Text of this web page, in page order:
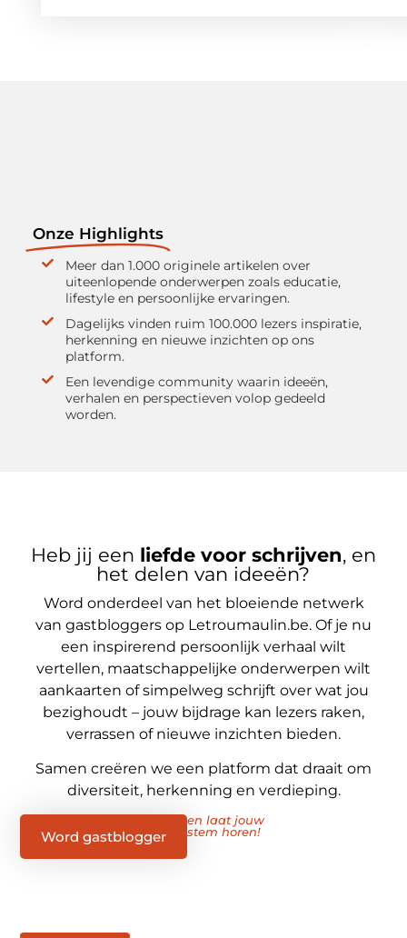
Onze Highlights
Meer dan 1.000 originele artikelen over
uiteenlopende onderwerpen zoals educatie,
lifestyle en persoonlijke ervaringen.
Dagelijks vinden ruim 100.000 lezers inspiratie,
herkenning en nieuwe inzichten op ons
platform.
Een levendige community waarin ideeën,
verhalen en perspectieven volop gedeeld
worden.
Heb jij een liefde voor schrijven, en
het delen van ideeën?
Word onderdeel van het bloeiende netwerk
van gastbloggers op Letroumaulin.be. Of je nu
een inspirerend persoonlijk verhaal wilt
vertellen, maatschappelijke onderwerpen wilt
aankaarten of simpelweg schrijft over wat jou
bezighoudt – jouw bijdrage kan lezers raken,
verrassen of nieuwe inzichten bieden.
Samen creëren we een platform dat draait om
diversiteit, herkenning en verdieping.
Word gastblogger
en laat jouw
stem horen!